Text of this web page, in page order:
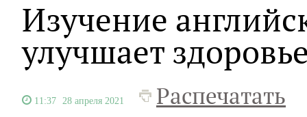
Изучение
улучшает
11:37 28 апреля 2021 Распечатать